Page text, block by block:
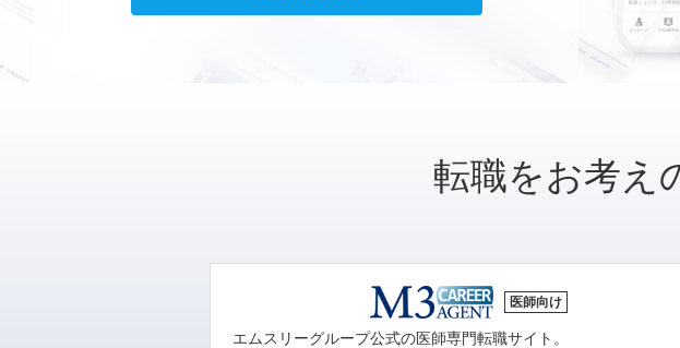
転職をお考え
医師向け
エムスリーグループ公式の医師専門転職サイト。